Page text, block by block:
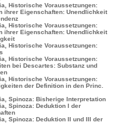
Historische Voraussetzungen:
ihrer Eigenschaften: Unendlichkeit
Historische Voraussetzungen:
ihrer Eigenschaften: Unendlichkeit
Historische Voraussetzungen:
Historische Voraussetzungen:
bei Descartes: Substanz und
Historische Voraussetzungen:
der Definition in den Princ.
Spinoza: Bisherige Interpretation
Spinoza: Deduktion I der
Spinoza: Deduktion II und III der